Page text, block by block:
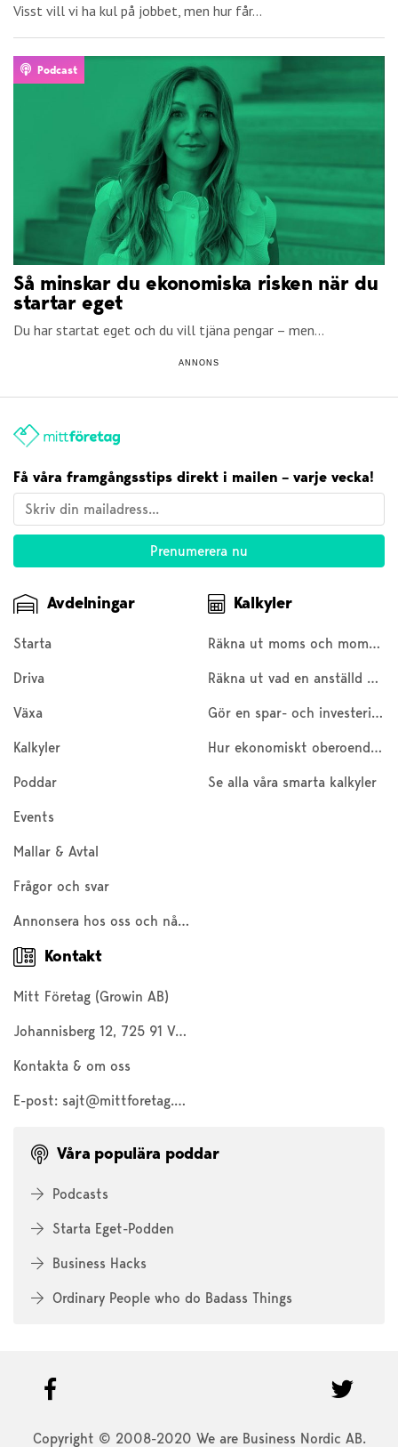
Visst vill vi ha kul på jobbet, men hur får...
Podcast
Så minskar du ekonomiska risken när du
startar eget
Du har startat eget och du vill tjäna pengar – men...
ANNONS
Få våra framgångsstips direkt i mailen – varje vecka!
Avdelningar
Starta
Driva
Växa
Kalkyler
Poddar
Events
Mallar & Avtal
Frågor och svar
Annonsera hos oss och nå 200 000 företagare och entreprenörer
Kalkyler
Räkna ut moms och moms baklänges
Räkna ut vad en anställd kostar
Gör en spar- och investeringskalkyl
Hur ekonomiskt oberoende är du?
Se alla våra smarta kalkyler
Kontakt
Mitt Företag (Growin AB)
Johannisberg 12, 725 91 Västerås
Kontakta & om oss
E-post: sajt@mittforetag.com
Våra populära poddar
Podcasts
Starta Eget-Podden
Business Hacks
Ordinary People who do Badass Things
Copyright © 2008-2020 We are Business Nordic AB.